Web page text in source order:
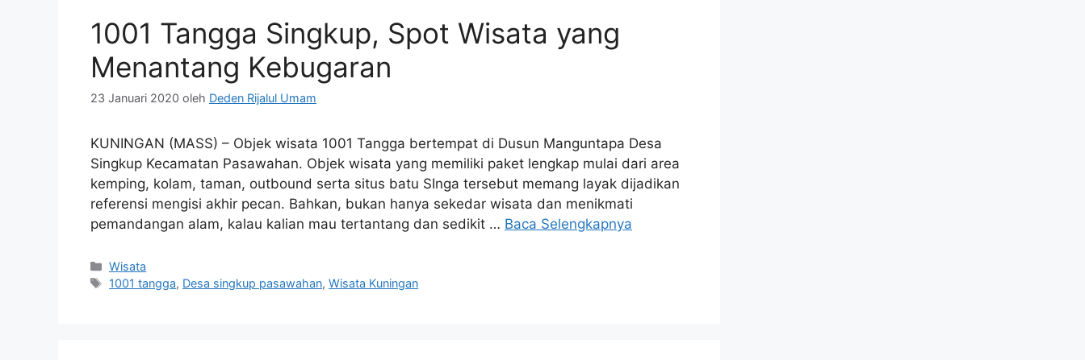
1001 Tangga Singkup, Spot Wisata yang
Menantang Kebugaran
23 Januari 2020 oleh Deden Rijalul Umam
KUNINGAN (MASS) – Objek wisata 1001 Tangga bertempat di Dusun Manguntapa Desa
Singkup Kecamatan Pasawahan. Objek wisata yang memiliki paket lengkap mulai dari area
kemping, kolam, taman, outbound serta situs batu SInga tersebut memang layak dijadikan
referensi mengisi akhir pecan. Bahkan, bukan hanya sekedar wisata dan menikmati
pemandangan alam, kalau kalian mau tertantang dan sedikit … Baca Selengkapnya
Kategori
Wisata
Tag
1001 tangga, Desa singkup pasawahan,Wisata Kuningan